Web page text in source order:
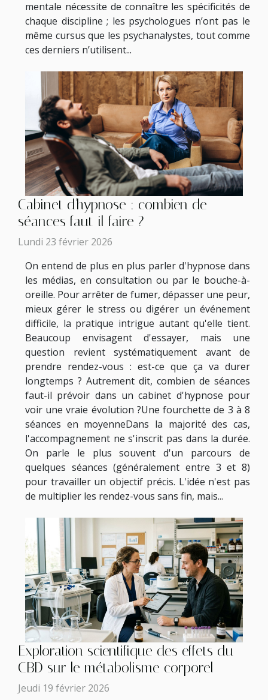
mentale nécessite de connaître les spécificités de
chaque discipline ; les psychologues n’ont pas le
même cursus que les psychanalystes, tout comme
ces derniers n’utilisent...
Cabinet d'hypnose : combien de
séances faut-il faire ?
Lundi 23 février 2026
On entend de plus en plus parler d'hypnose dans
les médias, en consultation ou par le bouche-à-
oreille. Pour arrêter de fumer, dépasser une peur,
mieux gérer le stress ou digérer un événement
difficile, la pratique intrigue autant qu'elle tient.
Beaucoup envisagent d'essayer, mais une
question revient systématiquement avant de
prendre rendez-vous : est-ce que ça va durer
longtemps ? Autrement dit, combien de séances
faut-il prévoir dans un cabinet d'hypnose pour
voir une vraie évolution ?Une fourchette de 3 à 8
séances en moyenneDans la majorité des cas,
l'accompagnement ne s'inscrit pas dans la durée.
On parle le plus souvent d'un parcours de
quelques séances (généralement entre 3 et 8)
pour travailler un objectif précis. L'idée n'est pas
de multiplier les rendez-vous sans fin, mais...
Exploration scientifique des effets du
CBD sur le métabolisme corporel
Jeudi 19 février 2026